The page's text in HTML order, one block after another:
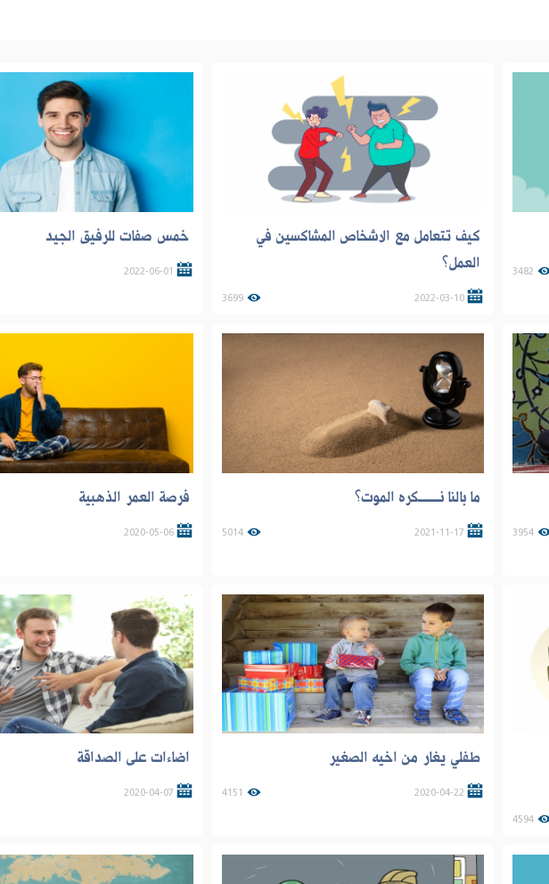
3482
كيف تتعامل مع الاشخاص المشاكسين في
العمل؟
2022-03-10
3699
خمس صفات للرفيق الجيد
2022-06-01
3954
ما بالنا نــــــــــــكره الموت؟
2021-11-17
5014
فرصة العمر الذهبية
2020-05-06
4594
طفلي يغار من اخيه الصغير
2020-04-22
4151
اضاءات على الصداقة
2020-04-07